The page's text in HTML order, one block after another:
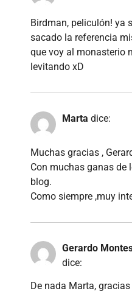
Birdman, peliculón! ya
sacado la referencia
que voy al monasterio
levitando xD
Marta dice:
Muchas gracias ,
Con muchas ganas de
blog.
Como siempre ,muy
Gerardo
dice:
De nada Marta,